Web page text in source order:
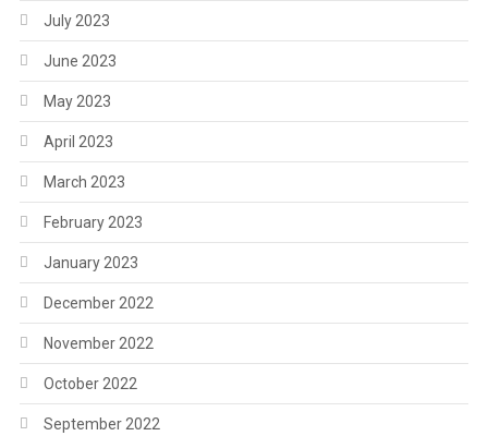
July 2023
June 2023
May 2023
April 2023
March 2023
February 2023
January 2023
December 2022
November 2022
October 2022
September 2022